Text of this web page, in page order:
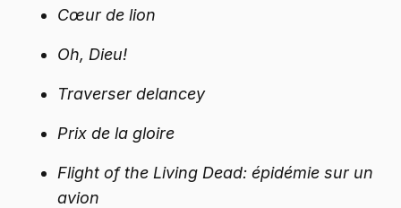
Cœur de lion
Oh, Dieu!
Traverser delancey
Prix ​​de la gloire
Flight of the Living Dead: épidémie sur un
avion